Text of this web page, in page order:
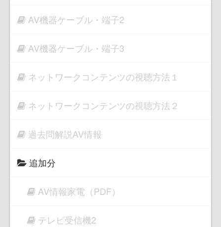
AV機器ケーブル・端子2
AV機器ケーブル・端子3
ネットワークコンテンツの視聴方法１
ネットワークコンテンツの視聴方法２
過去問解説AV情報
追加分
AV情報家電（PDF）
テレビ受信機2